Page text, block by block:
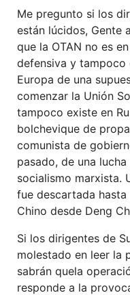
Me pregunto si los
están lúcidos, Gente
que la OTAN no es
defensiva y tampoco
Europa de una
comenzar la Unión
tampoco existe en
bolchevique de
comunista de
pasado, de una
socialismo marxista.
fue descartada
Chino desde Deng
Si los dirigentes de
molestado en leer la
sabrán quela
responde a la